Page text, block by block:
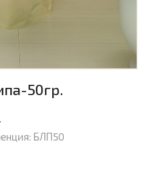
50гр.
БЛП50